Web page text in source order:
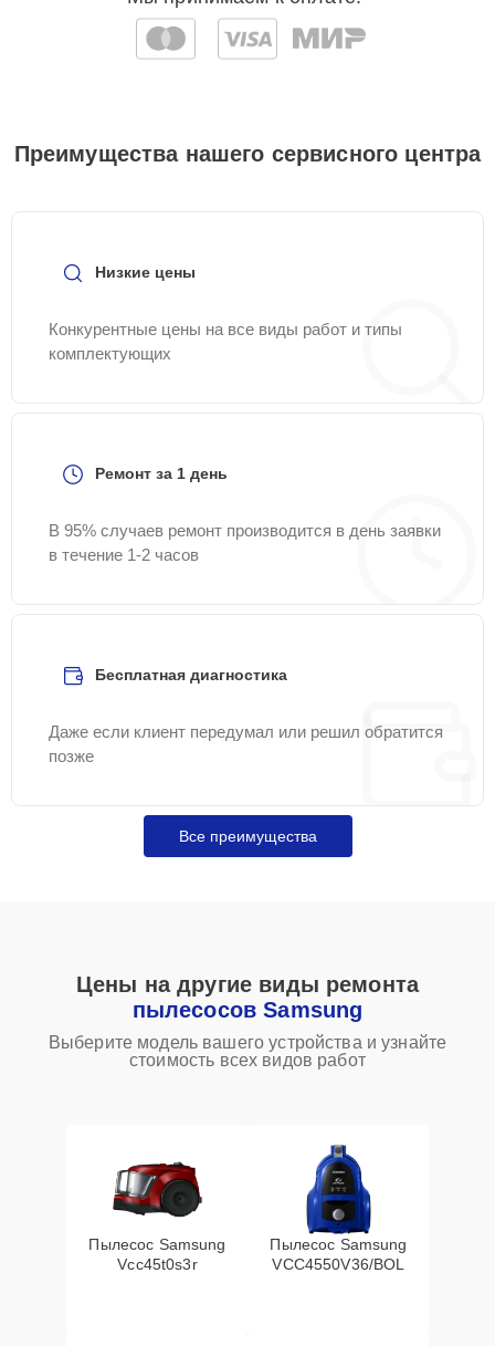
Преимущества нашего сервисного центра
Низкие цены
Конкурентные цены на все виды работ и типы
комплектующих
Ремонт за 1 день
В 95% случаев ремонт производится в день заявки
в течение 1-2 часов
Бесплатная диагностика
Даже если клиент передумал или решил обратится
позже
Все преимущества
Цены на другие виды ремонта
пылесосов Samsung
Выберите модель вашего устройства и узнайте
стоимость всех видов работ
Пылесос Samsung
Vcc45t0s3r
Пылесос Samsung
VCC4550V36/BOL